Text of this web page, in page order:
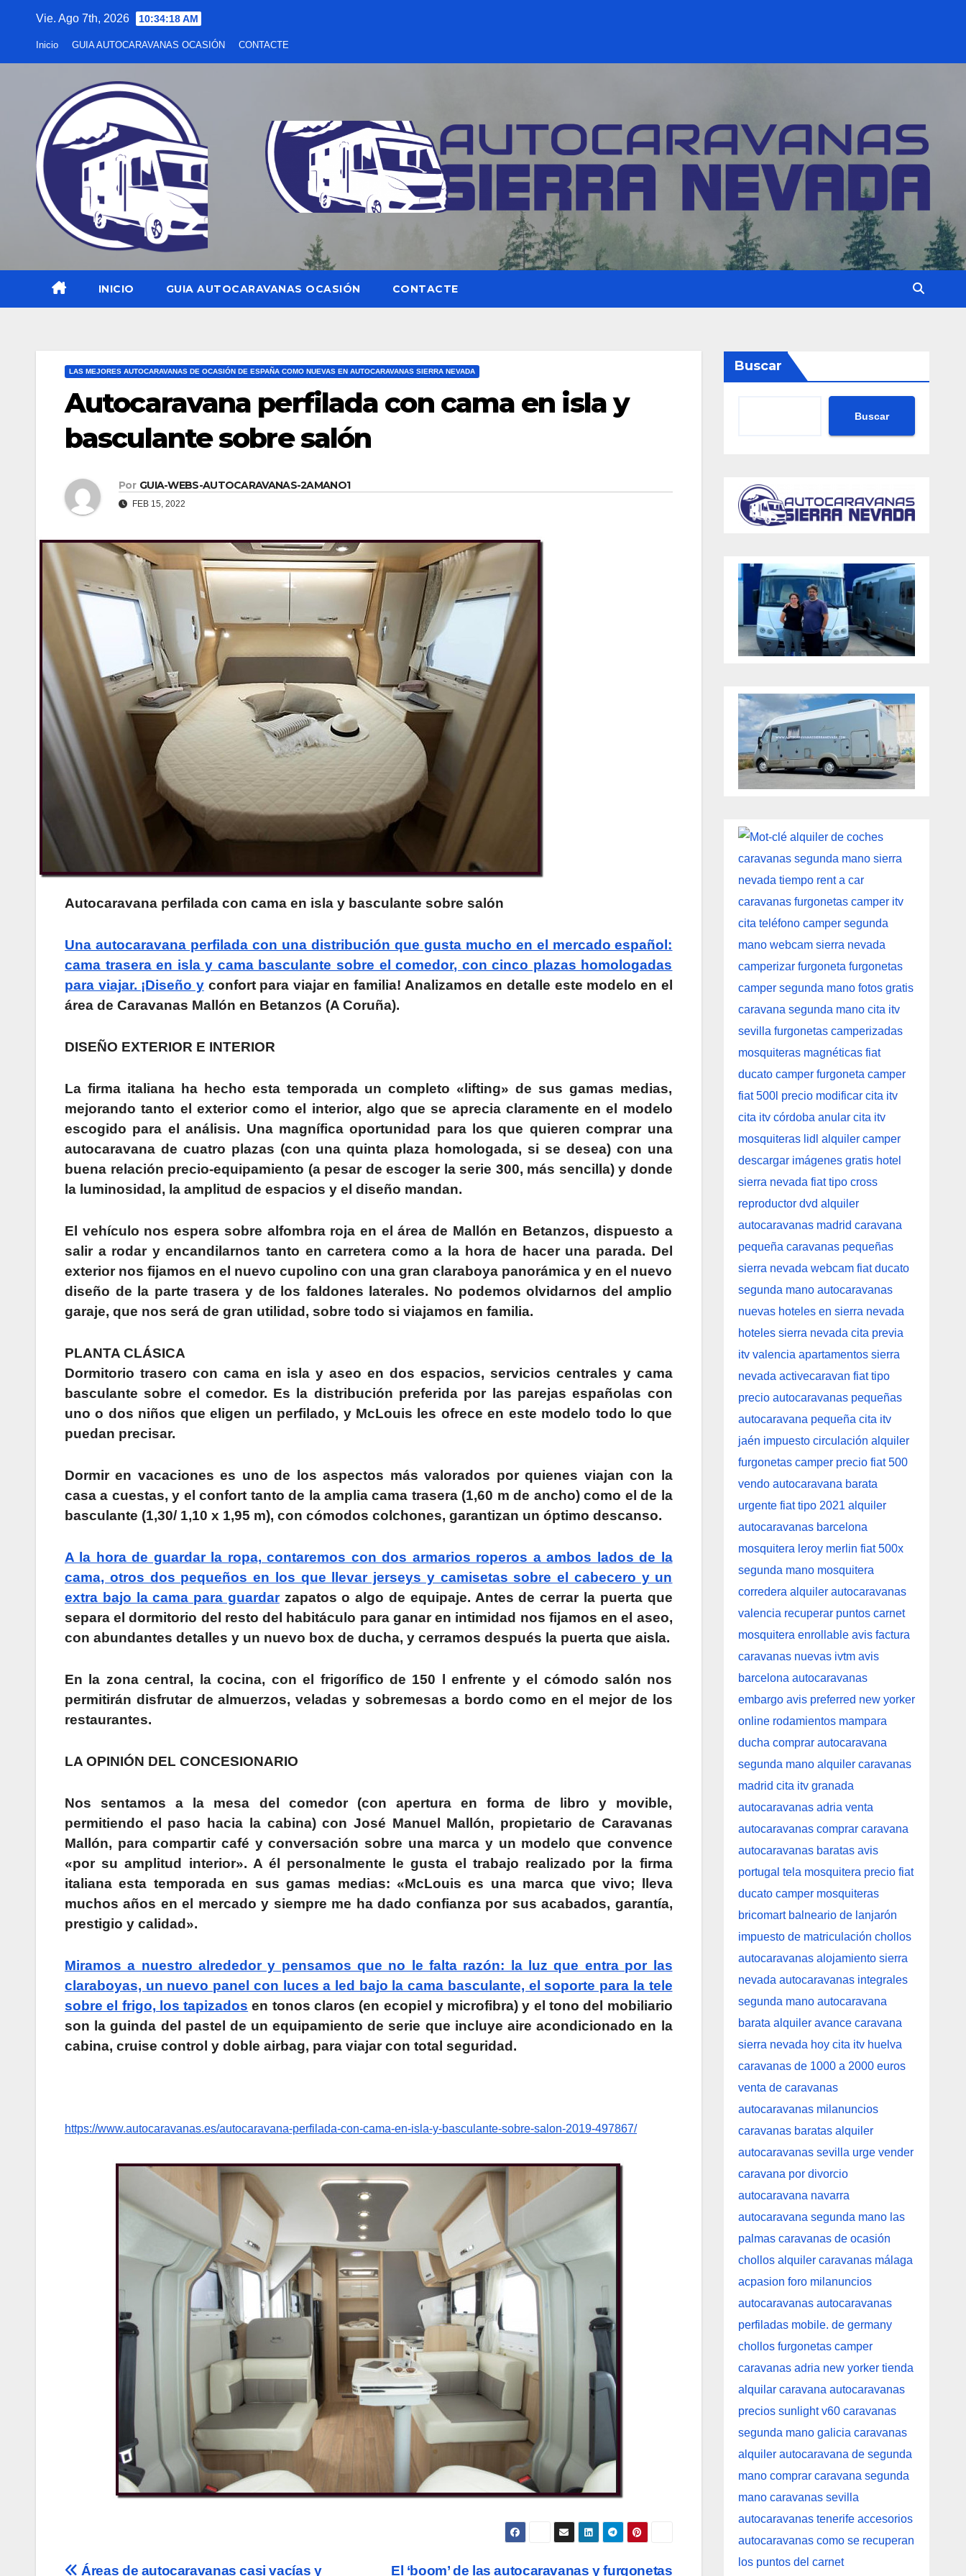
Vie. Ago 7th, 2026 10:34:19 AM
Inicio GUIA AUTOCARAVANAS OCASIÓN CONTACTE
INICIO GUIA AUTOCARAVANAS OCASIÓN CONTACTE
LAS MEJORES AUTOCARAVANAS DE OCASIÓN DE ESPAÑA COMO NUEVAS EN AUTOCARAVANAS SIERRA NEVADA
Autocaravana perfilada con cama en isla y
basculante sobre salón
Por GUIA-WEBS-AUTOCARAVANAS-2AMANO1
FEB 15, 2022
Autocaravana perfilada con cama en isla y basculante sobre salón
Una autocaravana perfilada con una distribución que gusta mucho en el mercado español:
cama trasera en isla y cama basculante sobre el comedor, con cinco plazas homologadas
para viajar. ¡Diseño yconfort para viajar en familia! Analizamos en detalle este modelo en el
área de Caravanas Mallón en Betanzos (A Coruña).
DISEÑO EXTERIOR E INTERIOR
La firma italiana ha hecho esta temporada un completo «lifting» de sus gamas medias,
mejorando tanto el exterior como el interior, algo que se aprecia claramente en el modelo
escogido para el análisis. Una magnífica oportunidad para los que quieren comprar una
autocaravana de cuatro plazas (con una quinta plaza homologada, si se desea) con una
buena relación precio-equipamiento (a pesar de escoger la serie 300, más sencilla) y donde
la luminosidad, la amplitud de espacios y el diseño mandan.
El vehículo nos espera sobre alfombra roja en el área de Mallón en Betanzos, dispuesto a
salir a rodar y encandilarnos tanto en carretera como a la hora de hacer una parada. Del
exterior nos fijamos en el nuevo cupolino con una gran claraboya panorámica y en el nuevo
diseño de la parte trasera y de los faldones laterales. No podemos olvidarnos del amplio
garaje, que nos será de gran utilidad, sobre todo si viajamos en familia.
PLANTA CLÁSICA
Dormitorio trasero con cama en isla y aseo en dos espacios, servicios centrales y cama
basculante sobre el comedor. Es la distribución preferida por las parejas españolas con
uno o dos niños que eligen un perfilado, y McLouis les ofrece en este modelo todo lo que
puedan precisar.
Dormir en vacaciones es uno de los aspectos más valorados por quienes viajan con la
casa a cuestas, y el confort tanto de la amplia cama trasera (1,60 m de ancho) como el de la
basculante (1,30/ 1,10 x 1,95 m), con cómodos colchones, garantizan un óptimo descanso.
A la hora de guardar la ropa, contaremos con dos armarios roperos a ambos lados de la
cama, otros dos pequeños en los que llevar jerseys y camisetas sobre el cabecero y un
extra bajo la cama para guardarzapatos o algo de equipaje. Antes de cerrar la puerta que
separa el dormitorio del resto del habitáculo para ganar en intimidad nos fijamos en el aseo,
con abundantes detalles y un nuevo box de ducha, y cerramos después la puerta que aisla.
En la zona central, la cocina, con el frigorífico de 150 l enfrente y el cómodo salón nos
permitirán disfrutar de almuerzos, veladas y sobremesas a bordo como en el mejor de los
restaurantes.
LA OPINIÓN DEL CONCESIONARIO
Nos sentamos a la mesa del comedor (con apertura en forma de libro y movible,
permitiendo el paso hacia la cabina) con José Manuel Mallón, propietario de Caravanas
Mallón, para compartir café y conversación sobre una marca y un modelo que convence
«por su amplitud interior». A él personalmente le gusta el trabajo realizado por la firma
italiana esta temporada en sus gamas medias: «McLouis es una marca que vivo; lleva
muchos años en el mercado y siempre me ha dado confianza por sus acabados, garantía,
prestigio y calidad».
Miramos a nuestro alrededor y pensamos que no le falta razón: la luz que entra por las
claraboyas, un nuevo panel con luces a led bajo la cama basculante, el soporte para la tele
sobre el frigo, los tapizados en tonos claros (en ecopiel y microfibra) y el tono del mobiliario
son la guinda del pastel de un equipamiento de serie que incluye aire acondicionado en la
cabina, cruise control y doble airbag, para viajar con total seguridad.
https://www.autocaravanas.es/autocaravana-perfilada-con-cama-en-isla-y-basculante-sobre-salon-2019-497867/
El ‘boom’ de las autocaravanas y furgonetas
Áreas de autocaravanas casi vacías y
Buscar
Buscar